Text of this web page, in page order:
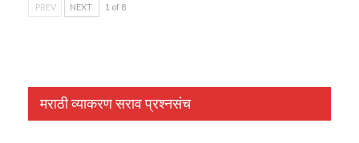
PREV NEXT 1 of 8
मराठी व्याकरण सराव प्रश्नसंच